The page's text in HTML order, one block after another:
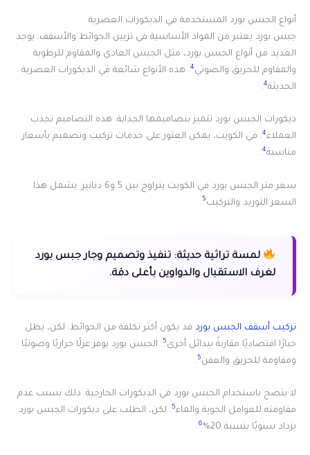
أنواع الجبس بورد المستخدمة في الديكورات العصرية
جبس بورد يعتبر من المواد الأساسية في تزيين الحوائط والأسقف. يوجد
العديد من أنواع الجبس بورد، مثل الجبس العادي والمقاوم للرطوبة
والمقاوم للحريق والصوتي4. هذه الأنواع شائعة في الديكورات العصرية
الحديثة4
.
ديكورات الجبس بورد تتميز بتصاميمها الجذابة. هذه التصاميم تجذب
العملاء4. في الكويت، يمكن العثور على خدمات تركيب وتصميم بأسعار
مناسبة4
.
سعر متر الجبس بورد في الكويت يتراوح بين 5 و6 دنانير. يشمل هذا
السعر التوريد والتركيب5
.
لمسة تراثية حديثة: تنفيذ وتصميم وجار جبس بورد
لغرف الاستقبال والدواوين بأعلى دقة.
تركيب أسقف الجبس بورد قد يكون أكثر تكلفة من الحوائط. لكن، يظل
خيارًا اقتصاديًا مقارنةً ببدائل أخرى5. الجبس بورد يوفر عزلًا حراريًا وصوتيًا
ومقاومة للحريق والعفن5
.
لا ينصح باستخدام الجبس بورد في الديكورات الخارجية. ذلك بسبب عدم
مقاومته للعوامل الجوية والماء5. لكن، الطلب على ديكورات الجبس بورد
يزداد سنويًا بنسبة 20%
6
.